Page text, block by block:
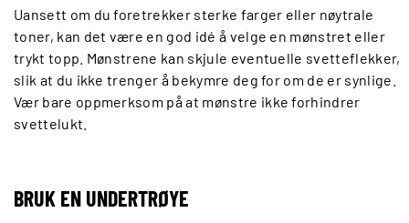
Uansett om du foretrekker sterke farger eller nøytrale
toner, kan det være en god idé å velge en mønstret eller
trykt topp. Mønstrene kan skjule eventuelle svetteflekker,
slik at du ikke trenger å bekymre deg for om de er synlige.
Vær bare oppmerksom på at mønstre ikke forhindrer
svettelukt.
BRUK EN UNDERTRØYE